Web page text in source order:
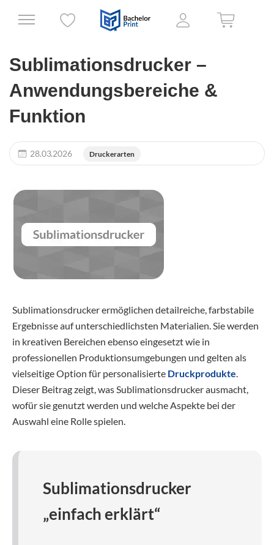
Sublimationsdrucker –
Anwendungsbereiche &
Funktion
28.03.2026 Druckerarten
Sublimationsdrucker ermöglichen detailreiche, farbstabile
Ergebnisse auf unterschiedlichsten Materialien. Sie werden
in kreativen Bereichen ebenso eingesetzt wie in
professionellen Produktionsumgebungen und gelten als
vielseitige Option für personalisierte Druckprodukte.
Dieser Beitrag zeigt, was Sublimationsdrucker ausmacht,
wofür sie genutzt werden und welche Aspekte bei der
Auswahl eine Rolle spielen.
Sublimationsdrucker
„einfach erklärt“